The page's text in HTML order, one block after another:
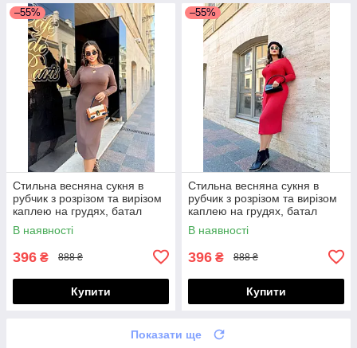
–55%
Стильна весняна сукня в
рубчик з розрізом та вирізом
каплею на грудях, батал
великі розміри
В наявності
396 ₴ 888 ₴
Купити
–55%
Стильна весняна сукня в
рубчик з розрізом та вирізом
каплею на грудях, батал
великі розміри
В наявності
396 ₴ 888 ₴
Купити
Показати ще